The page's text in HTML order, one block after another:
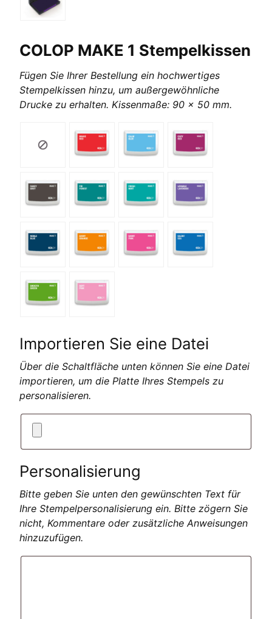
COLOP MAKE 1 Stempelkissen
Fügen Sie Ihrer Bestellung ein hochwertiges
Stempelkissen hinzu, um außergewöhnliche
Drucke zu erhalten. Kissenmaße: 90 x 50 mm.
Importieren Sie eine Datei
Über die Schaltfläche unten können Sie eine Datei
importieren, um die Platte Ihres Stempels zu
personalisieren.
Personalisierung
Bitte geben Sie unten den gewünschten Text für
Ihre Stempelpersonalisierung ein. Bitte zögern Sie
nicht, Kommentare oder zusätzliche Anweisungen
hinzuzufügen.